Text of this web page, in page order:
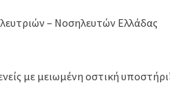
– Νοσηλευτών Ελλάδας
με μειωμένη οστική